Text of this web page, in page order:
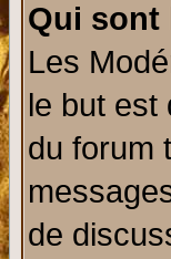
Qui sont
Les
le but est
du forum
de